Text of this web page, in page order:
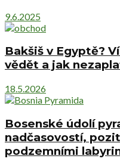
9.6.2025
Bakšiš v Egyptě?
vědět a jak
18.5.2026
Bosenské údolí
nadčasovostí,
podzemními